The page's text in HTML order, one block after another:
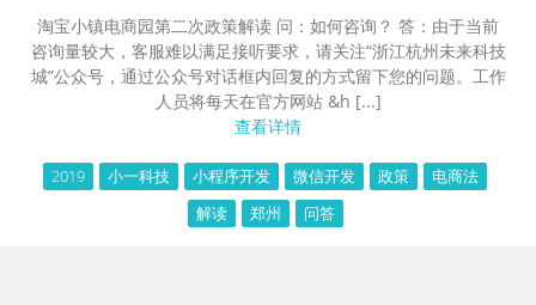
淘宝小镇电商园第二次政策解读 问：如何咨询？ 答：由于当前
咨询量较大，客服难以满足接听要求，请关注“浙江杭州未来科技
城”公众号，通过公众号对话框内回复的方式留下您的问题。工作
人员将每天在官方网站 &h [...]
查看详情
2019 小一科技 小程序开发 微信开发 政策
电商法
解读
郑州 问答